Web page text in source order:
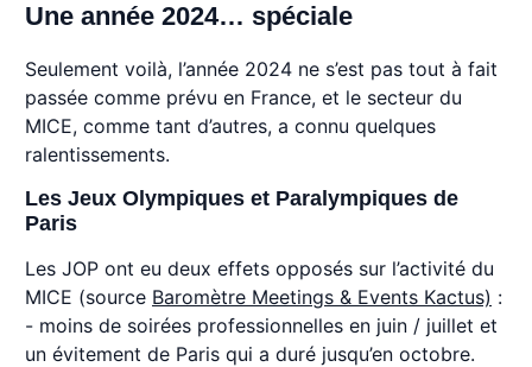
Une année 2024… spéciale
Seulement voilà, l’année 2024 ne s’est pas tout à fait
passée comme prévu en France, et le secteur du
MICE, comme tant d’autres, a connu quelques
ralentissements.
Les Jeux Olympiques et Paralympiques de
Paris
Les JOP ont eu deux effets opposés sur l’activité du
MICE (source Baromètre Meetings & Events Kactus) :
- moins de soirées professionnelles en juin / juillet et
un évitement de Paris qui a duré jusqu’en octobre.